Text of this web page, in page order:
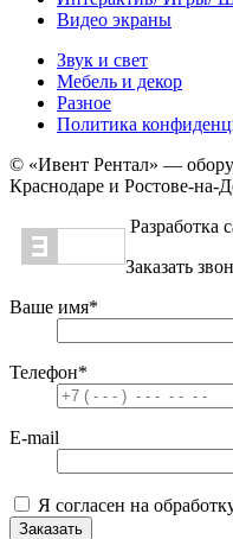
Видео экраны
Звук и свет
Мебель и декор
Разное
Политика
© «Ивент Рентал» —
Краснодаре и Ростове-на-
Разработка
Заказать
Ваше имя*
Телефон*
E-mail
Я согласен на
Заказать